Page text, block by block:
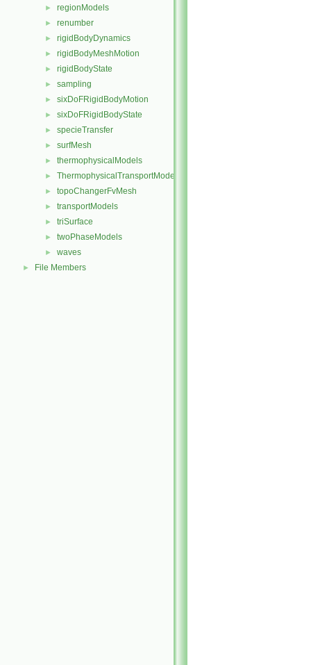
► regionModels
► renumber
► rigidBodyDynamics
► rigidBodyMeshMotion
► rigidBodyState
► sampling
► sixDoFRigidBodyMotion
► sixDoFRigidBodyState
► specieTransfer
► surfMesh
► thermophysicalModels
► ThermophysicalTransportModels
► topoChangerFvMesh
► transportModels
► triSurface
► twoPhaseModels
► waves
► File Members